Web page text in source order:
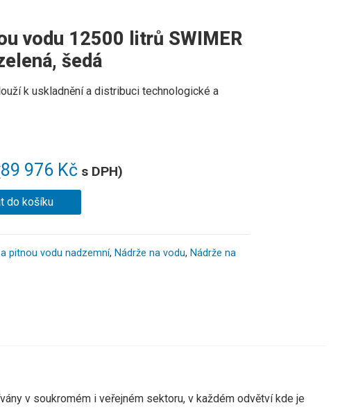
vodu 12500 litrů SWIMER
šedá
89 976 Kčs DPH)
k uskladnění a distribuci technologické a
do košíku
pitnou vodu nadzemní, Nádrže na vodu, Nádrže na
v soukromém i veřejném sektoru, v každém odvětví kde je